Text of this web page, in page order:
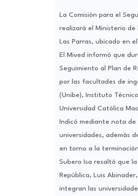
La Comisión para el
realizará el Ministerio
Las Parras, ubicado en
El Mived informó que
Seguimiento al Plan de
por las facultades de
(Unibe), Instituto
Universidad Católica
Indicó mediante nota
universidades, además
en torno a la
Subero Isa resaltó que
República, Luis
integran las